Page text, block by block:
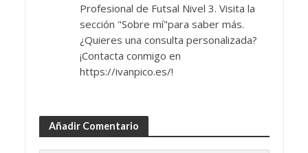
Profesional de Futsal Nivel 3. Visita la
sección "Sobre mí"para saber más.
¿Quieres una consulta personalizada?
¡Contacta conmigo en
https://ivanpico.es/!
Añadir Comentario